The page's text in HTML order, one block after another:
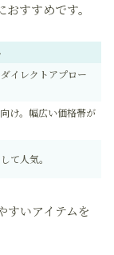
すすめです。
イレクトアプロー
け。幅広い価格帯が
て人気。
すいアイテムを